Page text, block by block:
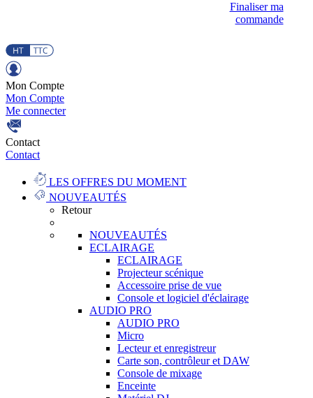
Finaliser ma
commande
Mon Compte
Mon Compte
Me connecter
Contact
Contact
LES OFFRES DU MOMENT
NOUVEAUTÉS
Retour
NOUVEAUTÉS
ECLAIRAGE
ECLAIRAGE
Projecteur scénique
Accessoire prise de vue
Console et logiciel d'éclairage
AUDIO PRO
AUDIO PRO
Micro
Lecteur et enregistreur
Carte son, contrôleur et DAW
Console de mixage
Enceinte